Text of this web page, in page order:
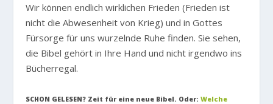
Wir können endlich wirklichen Frieden (Frieden ist
nicht die Abwesenheit von Krieg) und in Gottes
Fürsorge für uns wurzelnde Ruhe finden. Sie sehen,
die Bibel gehört in Ihre Hand und nicht irgendwo ins
Bücherregal.
SCHON GELESEN? Zeit für eine neue Bibel. Oder:Welche